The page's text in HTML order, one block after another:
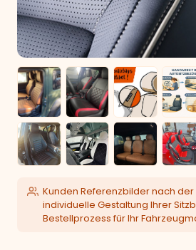
Kunden Referenzbilder nach
individuelle Gestaltung Ihrer
Bestellprozess für Ihr